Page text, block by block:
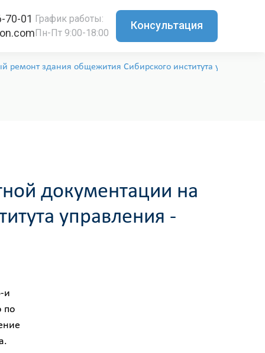
70-01 График работы:
Пн-Пт 9:00-18:00
Консультация
здания общежития Сибирского института
документации на
управления -
и
по